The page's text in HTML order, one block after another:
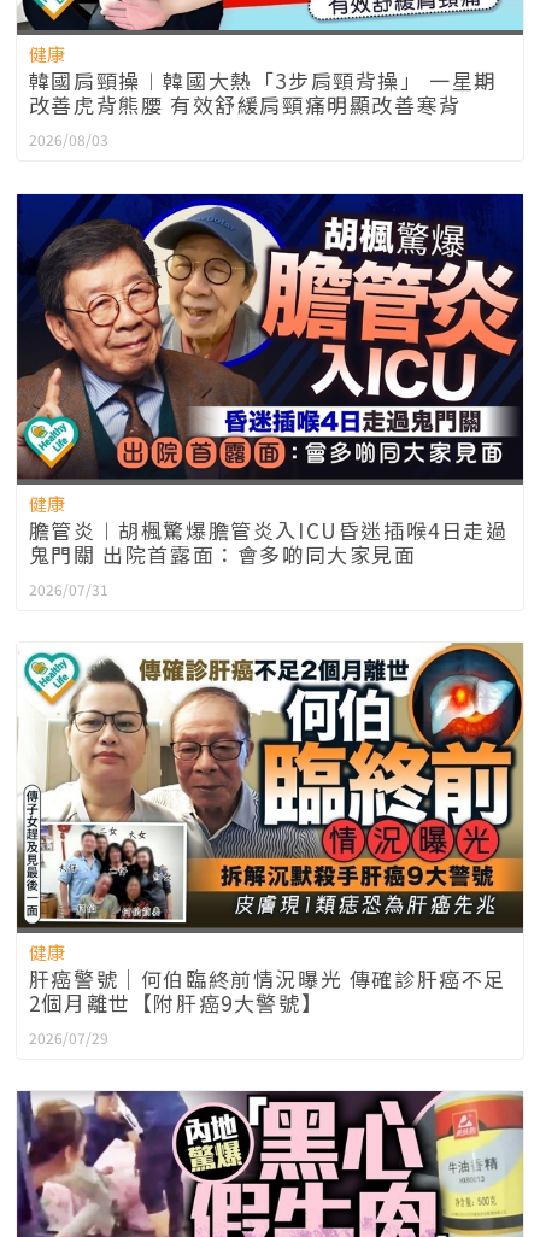
健康
韓國肩頸操︱韓國大熱「3步肩頸背操」 一星期
改善虎背熊腰 有效舒緩肩頸痛明顯改善寒背
2026/08/03
健康
膽管炎︱胡楓驚爆膽管炎入ICU昏迷插喉4日走過
鬼門關 出院首露面：會多啲同大家見面
2026/07/31
健康
肝癌警號｜何伯臨終前情況曝光 傳確診肝癌不足
2個月離世【附肝癌9大警號】
2026/07/29